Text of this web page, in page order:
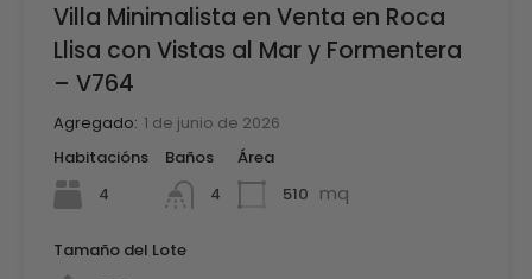
Villa Minimalista en Venta en Roca
Llisa con Vistas al Mar y Formentera
– V764
Agregado: 1 de junio de 2026
Habitacións
4
Baños
4
Área
510 mq
Tamaño del Lote